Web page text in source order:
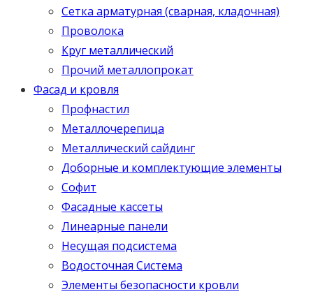
Сетка арматурная (сварная, кладочная)
Проволока
Круг металлический
Прочий металлопрокат
Фасад и кровля
Профнастил
Металлочерепица
Металлический сайдинг
Доборные и комплектующие элементы
Софит
Фасадные кассеты
Линеарные панели
Несущая подсистема
Водосточная Система
Элементы безопасности кровли